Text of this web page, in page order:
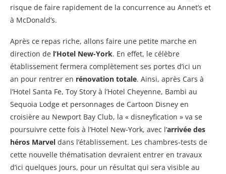
risque de faire rapidement de la concurrence au Annet’s et
à McDonald’s.
Après ce repas riche, allons faire une petite marche en
direction de l’Hotel New-York. En effet, le célèbre
établissement fermera complètement ses portes d’ici un
an pour rentrer en rénovation totale. Ainsi, après Cars à
l’Hotel Santa Fe, Toy Story à l’Hotel Cheyenne, Bambi au
Sequoia Lodge et personnages de Cartoon Disney en
croisière au Newport Bay Club, la « disneyfication » va se
poursuivre cette fois à l’Hotel New-York, avec l’arrivée des
héros Marvel dans l’établissement. Les chambres-tests de
cette nouvelle thématisation devraient entrer en travaux
d’ici quelques jours, pour un résultat qui sera visible au